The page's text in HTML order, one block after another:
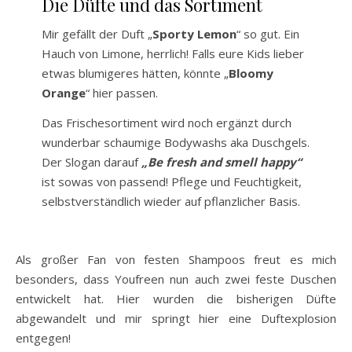
Mir gefällt der Duft „Sporty Lemon“ so gut. Ein
Hauch von Limone, herrlich! Falls eure Kids lieber
etwas blumigeres hätten, könnte „Bloomy
Orange“ hier passen.
Das Frischesortiment wird noch ergänzt durch
wunderbar schaumige Bodywashs aka Duschgels.
Der Slogan darauf „Be fresh and smell happy“
ist sowas von passend! Pflege und Feuchtigkeit,
selbstverständlich wieder auf pflanzlicher Basis.
Als großer Fan von festen Shampoos freut es mich
besonders, dass Youfreen nun auch zwei feste Duschen
entwickelt hat. Hier wurden die bisherigen Düfte
abgewandelt und mir springt hier eine Duftexplosion
entgegen!